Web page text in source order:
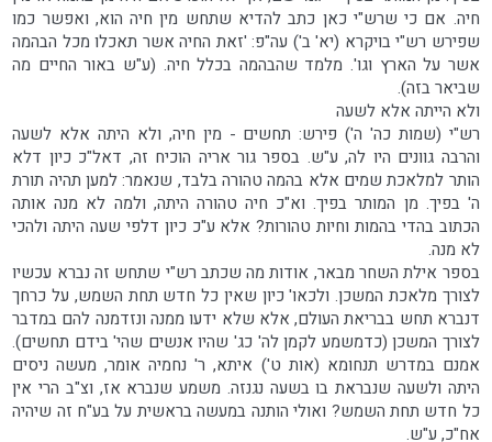
חיה. אם כי שרש"י כאן כתב להדיא שתחש מין חיה הוא, ואפשר כמו
שפירש רש"י בויקרא (יא' ב') עה"פ: 'זאת החיה אשר תאכלו מכל הבהמה
אשר על הארץ וגו'. מלמד שהבהמה בכלל חיה. (ע"ש באור החיים מה
שביאר בזה).
ולא הייתה אלא לשעה
רש"י (שמות כה' ה') פירש: תחשים - מין חיה, ולא היתה אלא לשעה
והרבה גוונים היו לה, ע"ש. בספר גור אריה הוכיח זה, דאל"כ כיון דלא
הותר למלאכת שמים אלא בהמה טהורה בלבד, שנאמר: למען תהיה תורת
ה' בפיך. מן המותר בפיך. וא"כ חיה טהורה היתה, ולמה לא מנה אותה
הכתוב בהדי בהמות וחיות טהורות? אלא ע"כ כיון דלפי שעה היתה ולהכי
לא מנה.
בספר אילת השחר מבאר, אודות מה שכתב רש"י שתחש זה נברא עכשיו
לצורך מלאכת המשכן. ולכאו' כיון שאין כל חדש תחת השמש, על כרחך
דנברא תחש בבריאת העולם, אלא שלא ידעו ממנה ונזדמנה להם במדבר
לצורך המשכן (כדמשמע לקמן לה' כג' שהיו אנשים שהי' בידם תחשים).
אמנם במדרש תנחומא (אות ט') איתא, ר' נחמיה אומר, מעשה ניסים
היתה ולשעה שנבראת בו בשעה נגנזה. משמע שנברא אז, וצ"ב הרי אין
כל חדש תחת השמש? ואולי הותנה במעשה בראשית על בע"ח זה שיהיה
אח"כ, ע"ש.